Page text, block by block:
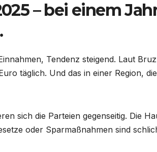
– bei einem
Tendenz steigend. Laut
täglich. Und das in einer Region,
sich die Parteien gegenseitig. Die
oder Sparmaßnahmen sind